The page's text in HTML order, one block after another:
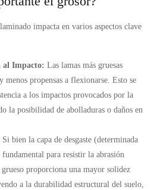
impacta en varios aspectos clave
al Impacto: Las lamas más gruesas
menos propensas a flexionarse. Esto se
a los impactos provocados por la
la posibilidad de abolladuras o daños en
Si bien la capa de desgaste (determinada
para resistir la abrasión
proporciona una mayor solidez
a la durabilidad estructural del suelo,